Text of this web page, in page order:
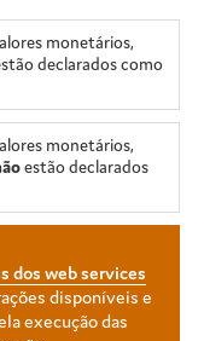
monetários,
declarados como
monetários,
estão declarados
dos web services
disponíveis e
execução das